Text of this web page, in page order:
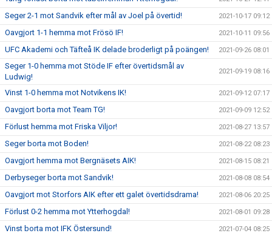
Seger 2-1 mot Sandvik efter mål av Joel på övertid! 2021-10-17 09:12
Oavgjort 1-1 hemma mot Frösö IF! 2021-10-11 09:56
UFC Akademi och Täfteå IK delade broderligt på poängen! 2021-09-26 08:01
Seger 1-0 hemma mot Stöde IF efter övertidsmål av
Ludwig!
2021-09-19 08:16
Vinst 1-0 hemma mot Notvikens IK! 2021-09-12 07:17
Oavgjort borta mot Team TG! 2021-09-09 12:52
Förlust hemma mot Friska Viljor! 2021-08-27 13:57
Seger borta mot Boden! 2021-08-22 08:23
Oavgjort hemma mot Bergnäsets AIK! 2021-08-15 08:21
Derbyseger borta mot Sandvik! 2021-08-08 08:54
Oavgjort mot Storfors AIK efter ett galet övertidsdrama! 2021-08-06 20:25
Förlust 0-2 hemma mot Ytterhogdal! 2021-08-01 09:28
Vinst borta mot IFK Östersund! 2021-07-04 08:25